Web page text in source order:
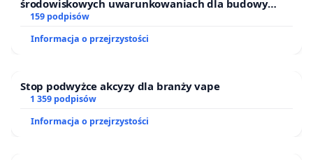
środowiskowych uwarunkowaniach dla budowy
zakładu wytwarzania biometanu „Krynki” w
Puszczy Knyszyńskiej
159 podpisów
Informacja o przejrzystości
Stop podwyżce akcyzy dla branży vape
1 359 podpisów
Informacja o przejrzystości